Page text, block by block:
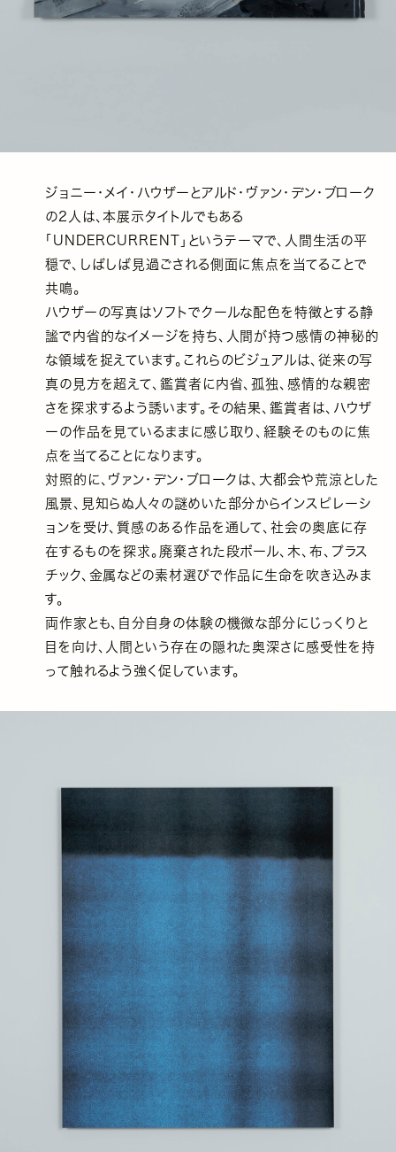
ジョニー・メイ・ハウザーとアルド・ヴァン・デン・ブローク
の2人は、本展示タイトルでもある
「UNDERCURRENT」というテーマで、人間生活の平
穏で、しばしば見過ごされる側面に焦点を当てることで
共鳴。
ハウザーの写真はソフトでクールな配色を特徴とする静
謐で内省的なイメージを持ち、人間が持つ感情の神秘的
な領域を捉えています。これらのビジュアルは、従来の写
真の見方を超えて、鑑賞者に内省、孤独、感情的な親密
さを探求するよう誘います。その結果、鑑賞者は、ハウザ
ーの作品を見ているままに感じ取り、経験そのものに焦
点を当てることになります。
対照的に、ヴァン・デン・ブロークは、大都会や荒涼とした
風景、見知らぬ人々の謎めいた部分からインスピレーシ
ョンを受け、質感のある作品を通して、社会の奥底に存
在するものを探求。廃棄された段ボール、木、布、プラス
チック、金属などの素材選びで作品に生命を吹き込みま
す。
両作家とも、自分自身の体験の機微な部分にじっくりと
目を向け、人間という存在の隠れた奥深さに感受性を持
って触れるよう強く促しています。